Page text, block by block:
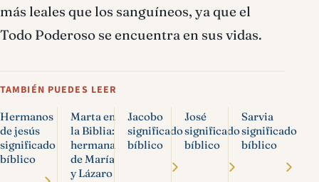
más leales que los sanguíneos, ya que el
Todo Poderoso se encuentra en sus vidas.
TAMBIÉN PUEDES LEER
Hermanos
de jesús
significado
bíblico
Marta en
la Biblia:
hermana
de María
y Lázaro
Jacobo
significado
bíblico
José
significado
bíblico
Sarvia
significado
bíblico